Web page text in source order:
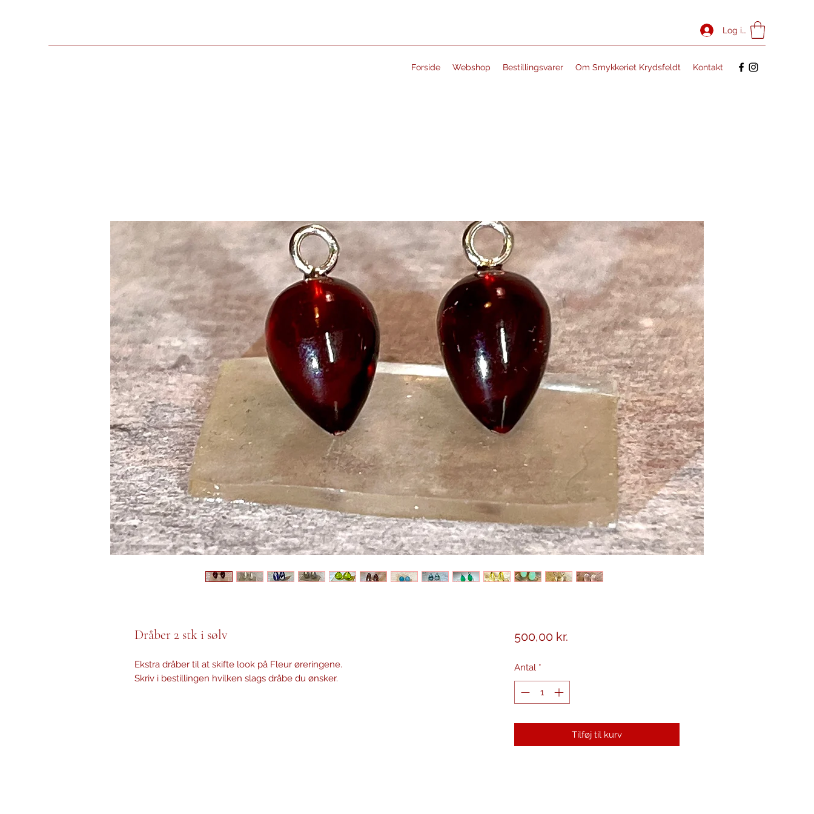
Log ind
Forside Webshop Bestillingsvarer Om Smykkeriet Krydsfeldt Kontakt
Dråber 2 stk i sølv
Ekstra dråber til at skifte look på Fleur øreringene.
Skriv i bestillingen hvilken slags dråbe du ønsker.
500,00 kr.
Antal *
Tilføj til kurv